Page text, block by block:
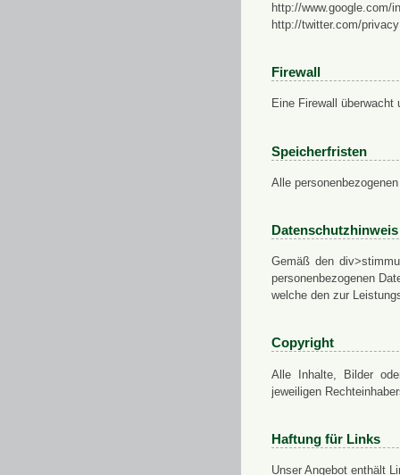
http://www.google.com/
http://twitter.com/privacy
Firewall
Eine Firewall
Speicherfristen
Alle
Datenschutzhinweis
Gemäß den
personenbezogenen
welche den zur
Copyright
Alle Inhalte, Bilder
jeweiligen
Haftung für Links
Unser Angebot enthält